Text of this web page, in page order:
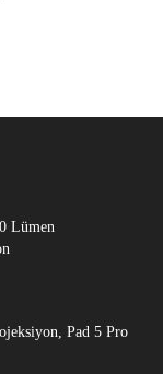
Lümen
Pad 5 Pro